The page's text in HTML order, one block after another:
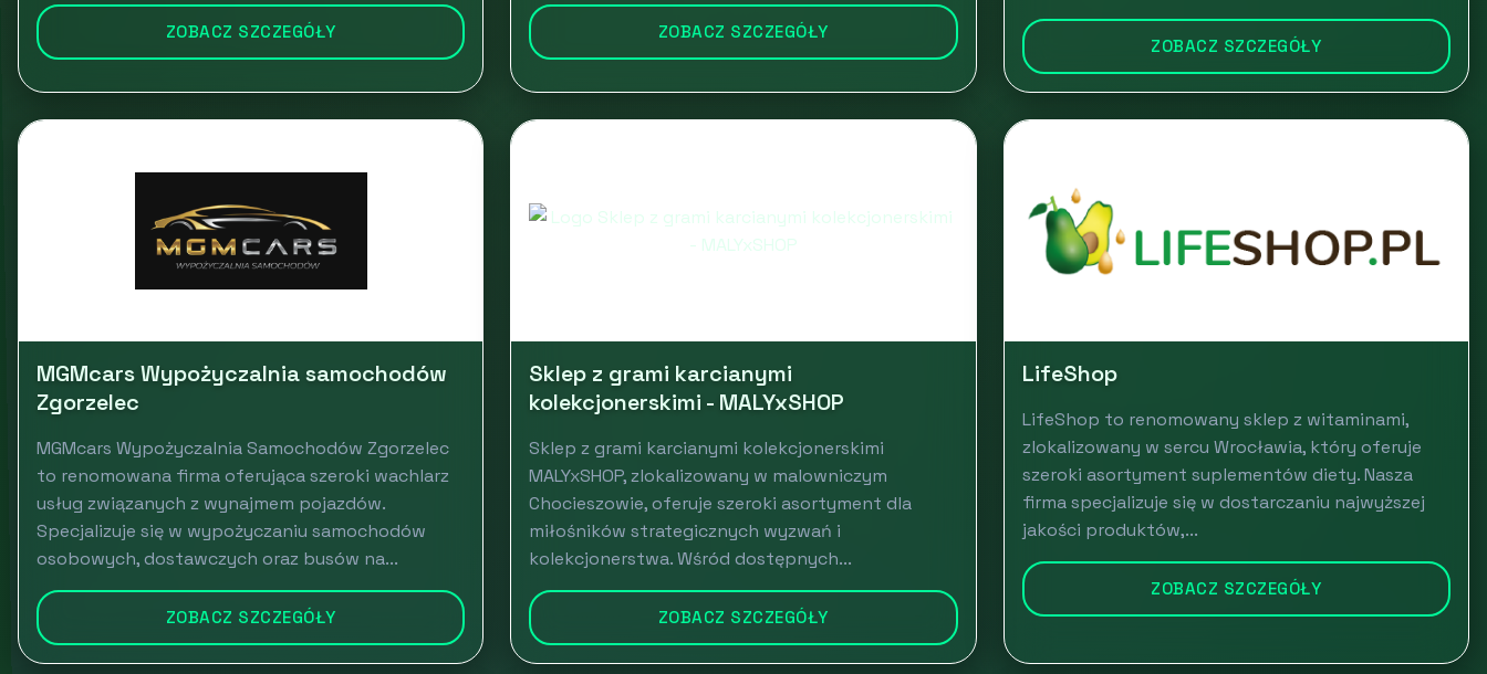
ZOBACZ SZCZEGÓŁY ZOBACZ SZCZEGÓŁY
ZOBACZ SZCZEGÓŁY
MGMcars Wypożyczalnia samochodów
Zgorzelec
MGMcars Wypożyczalnia Samochodów Zgorzelec
to renomowana firma oferująca szeroki wachlarz
usług związanych z wynajmem pojazdów.
Specjalizuje się w wypożyczaniu samochodów
osobowych, dostawczych oraz busów na...
ZOBACZ SZCZEGÓŁY
Sklep z grami karcianymi
kolekcjonerskimi - MALYxSHOP
Sklep z grami karcianymi kolekcjonerskimi
MALYxSHOP, zlokalizowany w malowniczym
Chocieszowie, oferuje szeroki asortyment dla
miłośników strategicznych wyzwań i
kolekcjonerstwa. Wśród dostępnych...
ZOBACZ SZCZEGÓŁY
LifeShop
LifeShop to renomowany sklep z witaminami,
zlokalizowany w sercu Wrocławia, który oferuje
szeroki asortyment suplementów diety. Nasza
firma specjalizuje się w dostarczaniu najwyższej
jakości produktów,...
ZOBACZ SZCZEGÓŁY